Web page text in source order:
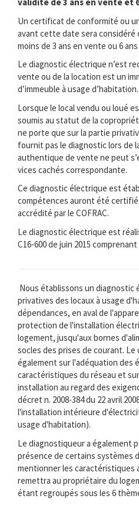
Un certificat de conformité ou
avant cette date sera considéré
moins de 3 ans en vente ou 6
Le diagnostic électrique n’est
vente ou de la location est un
d’immeuble à usage d’habitation.
Lorsque le local vendu ou loué
soumis au statut de la
ne porte que sur la partie
fournit pas le diagnostic lors de
authentique de vente ne peut
vices cachés correspondante.
Ce diagnostic électrique est
compétences auront été
accrédité par le COFRAC.
Le diagnostic électrique est
C16-600 de juin 2015
Nous établissons un diagnostic
privatives des locaux à usage
dépendances, en aval de
protection de l'installation
logement, jusqu'aux bornes
socles des prises de courant.
également sur l'adéquation des
caractéristiques du réseau et
installation au regard des
décret n. 2008-384 du 22 avril
l'installation intérieure
usage d'habitation).
Le diagnostiqueur a également
présence de certains systèmes
mentionner les caractéristiques
remettra au propriétaire du
étant regroupés sous les 6